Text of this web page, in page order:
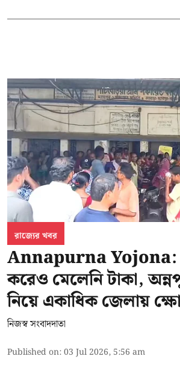
রাজ্যের খবর
Annapurna Yojona:
করেও মেলেনি টাকা,
নিয়ে একাধিক জেলায়
নিজস্ব সংবাদদাতা
Published on:03 Jul 2026, 5:56 am